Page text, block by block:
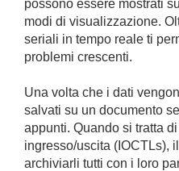
possono essere mostrati
modi di visualizzazione.
seriali in tempo reale ti
problemi crescenti.
Una volta che i dati
salvati su un documento
appunti. Quando si tratta
ingresso/uscita (IOCTLs),
archiviarli tutti con i loro